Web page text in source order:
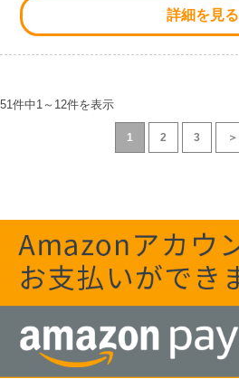
詳細を見る
51件中1 ～ 12件を表示
1 2 3 ＞